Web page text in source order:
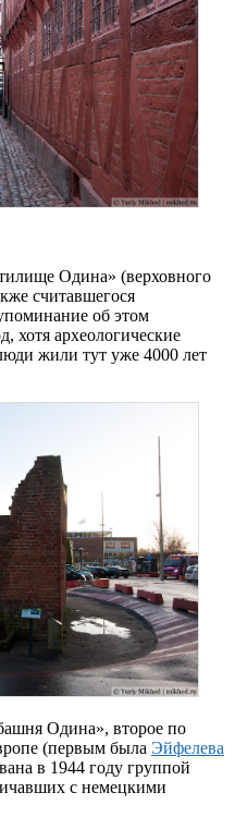
Одина» (верховного
считавшегося
об этом
хотя археологические
жили тут уже 4000 лет
Одина», второе по
(первым была Эйфелева
в 1944 году группой
с немецкими